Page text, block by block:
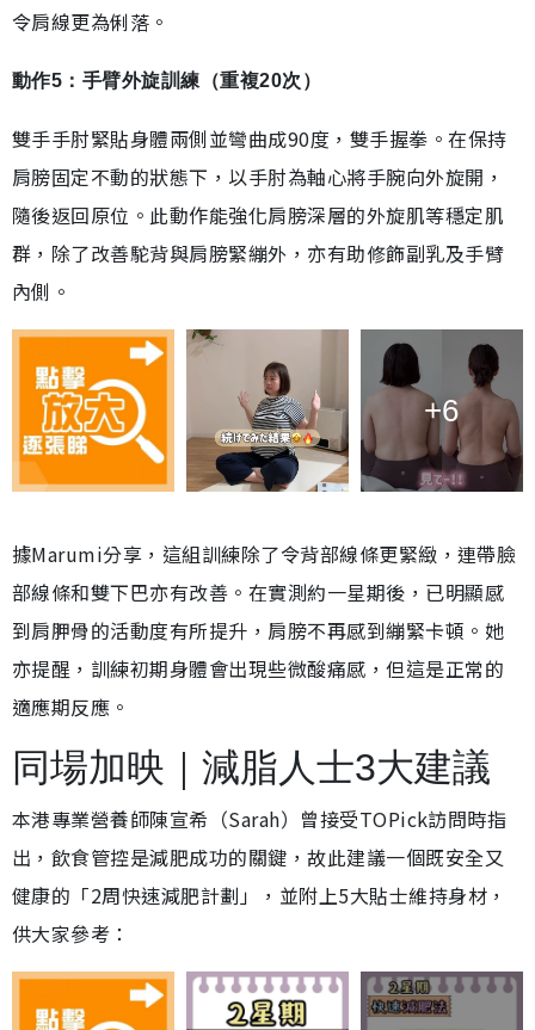
令肩線更為俐落。
動作5：手臂外旋訓練（重複20次）
雙手手肘緊貼身體兩側並彎曲成90度，雙手握拳。在保持
肩膀固定不動的狀態下，以手肘為軸心將手腕向外旋開，
隨後返回原位。此動作能強化肩膀深層的外旋肌等穩定肌
群，除了改善駝背與肩膀緊繃外，亦有助修飾副乳及手臂
內側。
+6
據Marumi分享，這組訓練除了令背部線條更緊緻，連帶臉
部線條和雙下巴亦有改善。在實測約一星期後，已明顯感
到肩胛骨的活動度有所提升，肩膀不再感到繃緊卡頓。她
亦提醒，訓練初期身體會出現些微酸痛感，但這是正常的
適應期反應。
同場加映｜減脂人士3大建議
本港專業營養師陳宣希（Sarah）曾接受TOPick訪問時指
出，飲食管控是減肥成功的關鍵，故此建議一個既安全又
健康的「2周快速減肥計劃」，並附上5大貼士維持身材，
供大家參考：